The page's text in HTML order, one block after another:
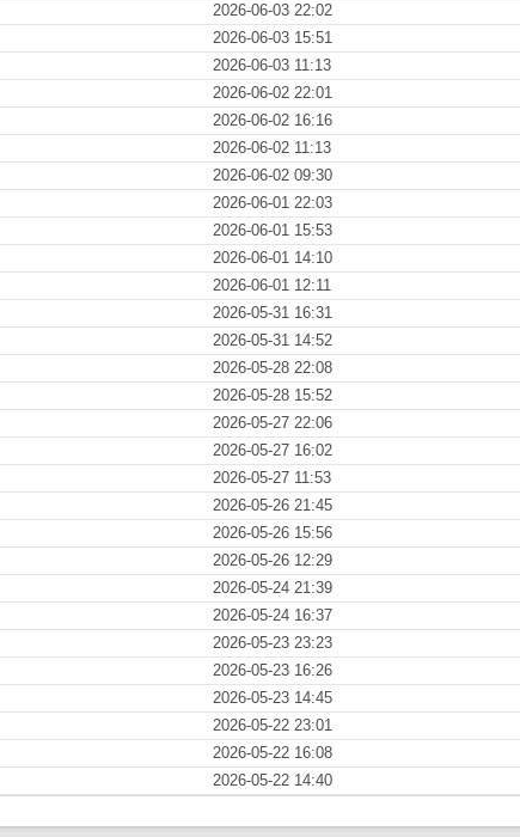
2026-06-03 22:02
2026-06-03 15:51
2026-06-03 11:13
2026-06-02 22:01
2026-06-02 16:16
2026-06-02 11:13
2026-06-02 09:30
2026-06-01 22:03
2026-06-01 15:53
2026-06-01 14:10
2026-06-01 12:11
2026-05-31 16:31
2026-05-31 14:52
2026-05-28 22:08
2026-05-28 15:52
2026-05-27 22:06
2026-05-27 16:02
2026-05-27 11:53
2026-05-26 21:45
2026-05-26 15:56
2026-05-26 12:29
2026-05-24 21:39
2026-05-24 16:37
2026-05-23 23:23
2026-05-23 16:26
2026-05-23 14:45
2026-05-22 23:01
2026-05-22 16:08
2026-05-22 14:40